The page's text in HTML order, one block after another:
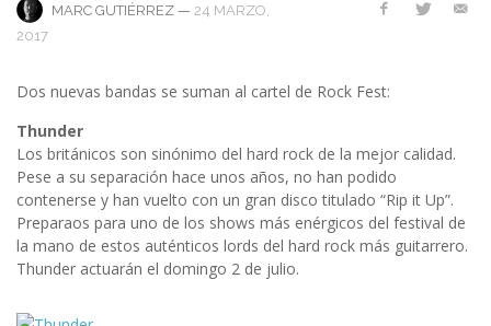
MARC GUTIÉRREZ — 24 MARZO,
2017
Dos nuevas bandas se suman al cartel de Rock Fest:
Thunder
Los británicos son sinónimo del hard rock de la mejor calidad.
Pese a su separación hace unos años, no han podido
contenerse y han vuelto con un gran disco titulado “Rip it Up”.
Preparaos para uno de los shows más enérgicos del festival de
la mano de estos auténticos lords del hard rock más guitarrero.
Thunder actuarán el domingo 2 de julio.